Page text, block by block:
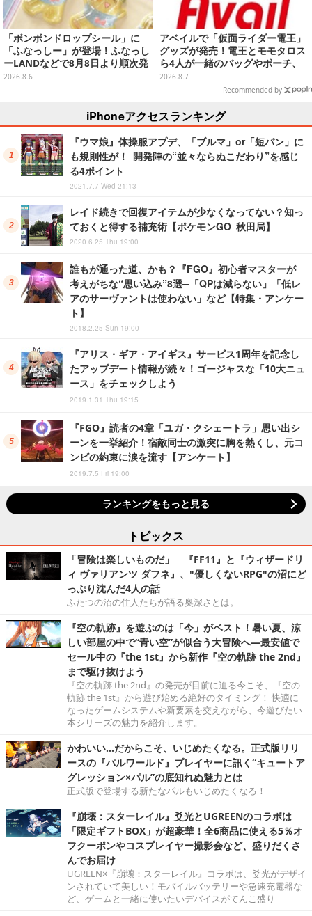
「ボンボンドロップシール」に
「ふなっしー」が登場！ふなっし
ーLANDなどで8月8日より順次発
売
2026.8.6
アベイルで「仮面ライダー電王」
グッズが発売！電王とモモタロス
ら4人が一緒のバッグやポーチ、
収納ボックスも
2026.8.7
Recommended by
iPhoneアクセスランキング
『ウマ娘』体操服アプデ、「ブルマ」or「短パン」に
も規則性が！ 開発陣の“並々ならぬこだわり”を感じ
る4ポイント
2021.7.7 Wed 21:13
レイド続きで回復アイテムが少なくなってない？知っ
ておくと得する補充術【ポケモンGO 秋田局】
2020.6.25 Thu 19:00
誰もが通った道、かも？『FGO』初心者マスターが
考えがちな“思い込み”8選─「QPは減らない」「低レ
アのサーヴァントは使わない」など【特集・アンケー
ト】
2018.2.25 Sun 19:00
『アリス・ギア・アイギス』サービス1周年を記念し
たアップデート情報が続々！ゴージャスな「10大ニュ
ース」をチェックしよう
2019.1.31 Thu 19:15
『FGO』読者の4章「ユガ・クシェートラ」思い出シ
ーンを一挙紹介！宿敵同士の激突に胸を熱くし、元コ
ンビの約束に涙を流す【アンケート】
2019.7.5 Fri 19:00
ランキングをもっと見る
トピックス
「冒険は楽しいものだ」 ─『FF11』と『ウィザードリ
ィ ヴァリアンツ ダフネ』、"優しくないRPG"の沼にど
っぷり沈んだ4人の話
ふたつの沼の住人たちが語る奥深さとは。
『空の軌跡』を遊ぶのは「今」がベスト！暑い夏、涼
しい部屋の中で“青い空”が似合う大冒険へ―最安値で
セール中の『the 1st』から新作『空の軌跡 the 2nd』
まで駆け抜けよう
『空の軌跡 the 2nd』の発売が目前に迫る今こそ、『空の
軌跡 the 1st』から遊び始める絶好のタイミング！ 快適に
なったゲームシステムや新要素を交えながら、今遊びたい
本シリーズの魅力を紹介します。
かわいい…だからこそ、いじめたくなる。正式版リリ
ースの『パルワールド』プレイヤーに訊く“キュートア
グレッション×パル”の底知れぬ魅力とは
正式版で登場する新たなパルもいじめたくなる！
『崩壊：スターレイル』爻光とUGREENのコラボは
「限定ギフトBOX」が超豪華！全6商品に使える5％オ
フクーポンやコスプレイヤー撮影会など、盛りだくさ
んでお届け
UGREEN×『崩壊：スターレイル』コラボは、爻光がデザイ
ンされていて美しい！モバイルバッテリーや急速充電器な
ど、ゲームと一緒に使いたいデバイスがてんこ盛り